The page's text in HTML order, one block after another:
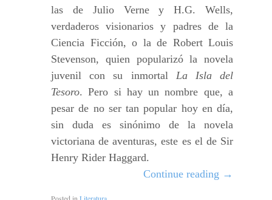
las de Julio Verne y H.G. Wells,
verdaderos visionarios y padres de la
Ciencia Ficción, o la de Robert Louis
Stevenson, quien popularizó la novela
juvenil con su inmortal La Isla del
Tesoro. Pero si hay un nombre que, a
pesar de no ser tan popular hoy en día,
sin duda es sinónimo de la novela
victoriana de aventuras, este es el de Sir
Henry Rider Haggard.
Continue reading →